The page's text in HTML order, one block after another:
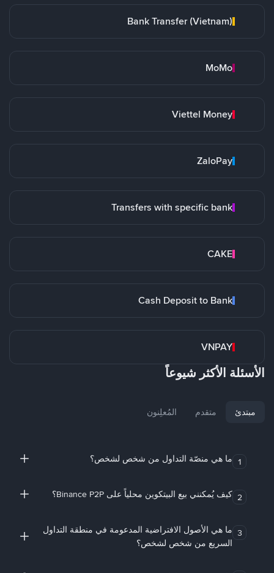
Bank Transfer (Vietnam)
MoMo
Viettel Money
ZaloPay
Transfers with specific bank
CAKE
Cash Deposit to Bank
VNPAY
الأسئلة الأكثر شيوعاً
مبتدئ متقدم المُعلِنون
1 ما هي منصّة التداول من شخص لشخص؟
2 كيف يُمكنني بيع البيتكوين محلياً على Binance P2P؟
3 ما هي الأصول الافتراضية المدعومة في منطقة التداول
السريع من شخص لشخص؟